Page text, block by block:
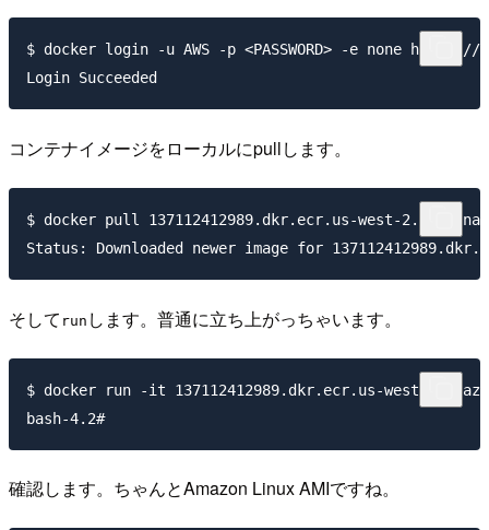
$ docker login -u AWS -p <PASSWORD> -e none https://
コンテナイメージをローカルにpullします。
$ docker pull 137112412989.dkr.ecr.us-west-
そして run します。普通に立ち上がっちゃいます。
$ docker run -it 137112412989.dkr.ecr.us-west-
確認します。ちゃんとAmazon Linux AMIですね。